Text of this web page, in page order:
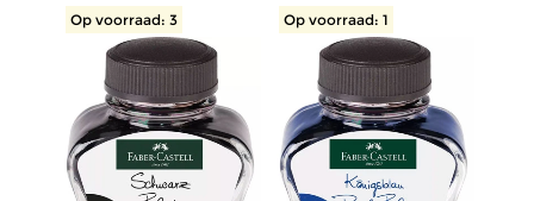
Op voorraad: 3 Op voorraad: 1